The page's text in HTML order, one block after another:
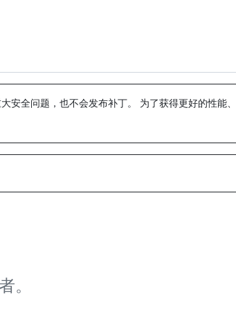
安全问题，也不会发布补丁。 为了获得更好的性能
。